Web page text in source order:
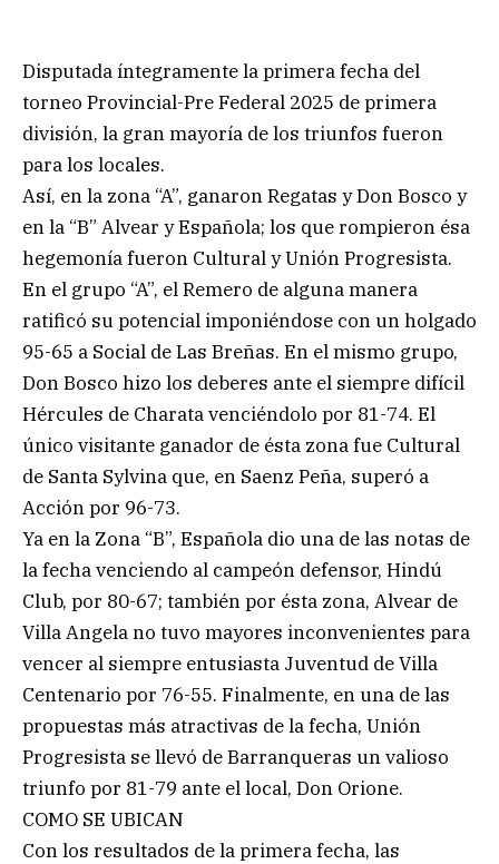
Disputada íntegramente la primera fecha del
torneo Provincial-Pre Federal 2025 de primera
división, la gran mayoría de los triunfos fueron
para los locales.
Así, en la zona “A”, ganaron Regatas y Don Bosco y
en la “B” Alvear y Española; los que rompieron ésa
hegemonía fueron Cultural y Unión Progresista.
En el grupo “A”, el Remero de alguna manera
ratificó su potencial imponiéndose con un holgado
95-65 a Social de Las Breñas. En el mismo grupo,
Don Bosco hizo los deberes ante el siempre difícil
Hércules de Charata venciéndolo por 81-74. El
único visitante ganador de ésta zona fue Cultural
de Santa Sylvina que, en Saenz Peña, superó a
Acción por 96-73.
Ya en la Zona “B”, Española dio una de las notas de
la fecha venciendo al campeón defensor, Hindú
Club, por 80-67; también por ésta zona, Alvear de
Villa Angela no tuvo mayores inconvenientes para
vencer al siempre entusiasta Juventud de Villa
Centenario por 76-55. Finalmente, en una de las
propuestas más atractivas de la fecha, Unión
Progresista se llevó de Barranqueras un valioso
triunfo por 81-79 ante el local, Don Orione.
COMO SE UBICAN
Con los resultados de la primera fecha, las